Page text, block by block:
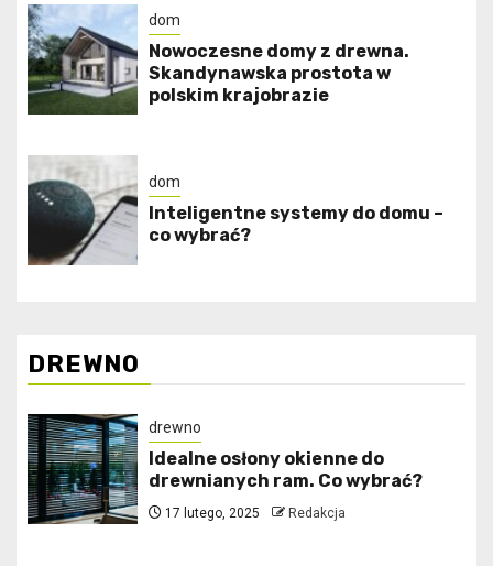
dom
Nowoczesne domy z drewna.
Skandynawska prostota w
polskim krajobrazie
dom
Inteligentne systemy do domu –
co wybrać?
DREWNO
drewno
Idealne osłony okienne do
drewnianych ram. Co wybrać?
17 lutego, 2025 Redakcja